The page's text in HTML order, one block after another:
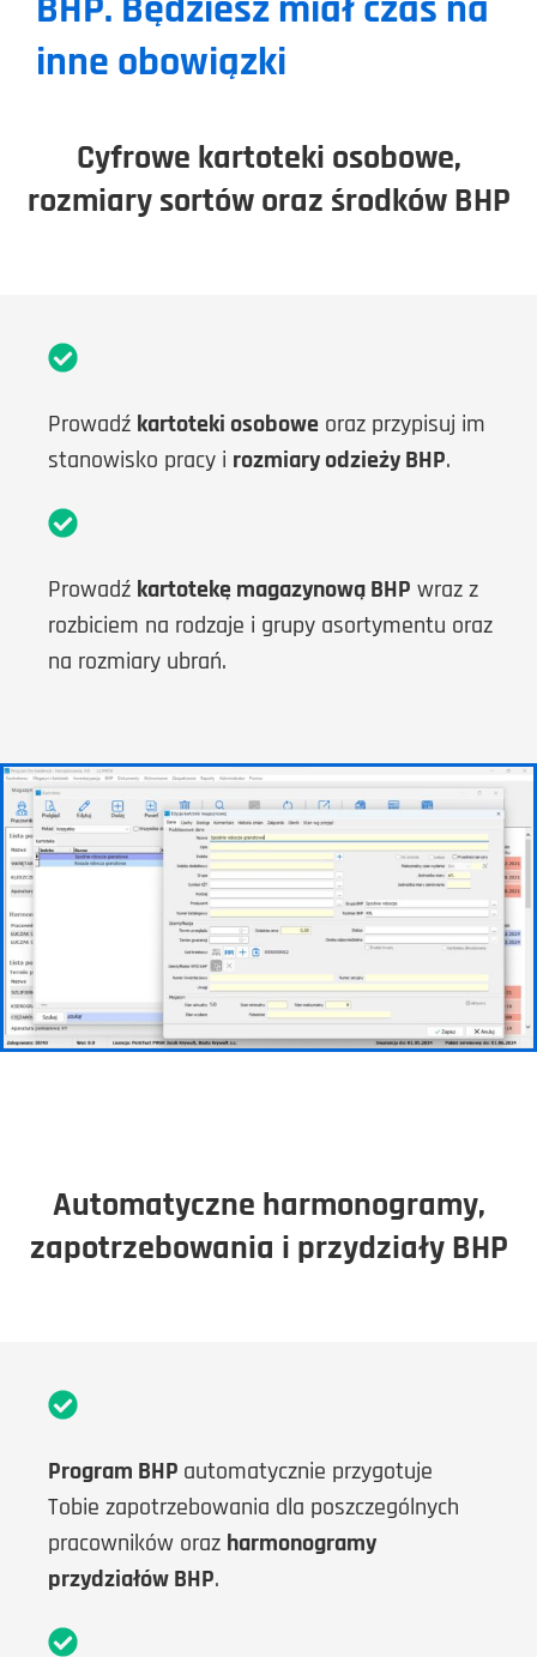
inne obowiązki
Cyfrowe kartoteki osobowe,
rozmiary sortów oraz środków BHP
Prowadź kartoteki osobowe oraz przypisuj im
stanowisko pracy i rozmiary odzieży BHP.
Prowadź kartotekę magazynową BHP wraz z
rozbiciem na rodzaje i grupy asortymentu oraz
na rozmiary ubrań.
Automatyczne harmonogramy,
zapotrzebowania i przydziały BHP
Program BHP automatycznie przygotuje
Tobie zapotrzebowania dla poszczególnych
pracowników oraz harmonogramy
przydziałów BHP.